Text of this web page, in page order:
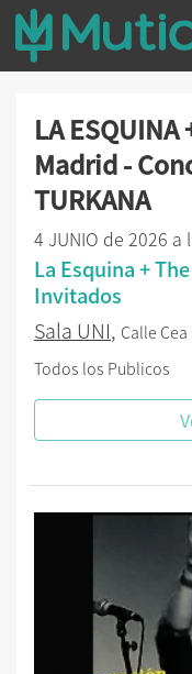
LA
Madrid -
TURKANA
4 JUNIO de 2026 a
La Esquina +
Invitados
Sala UNI, Calle
Todos los Publicos